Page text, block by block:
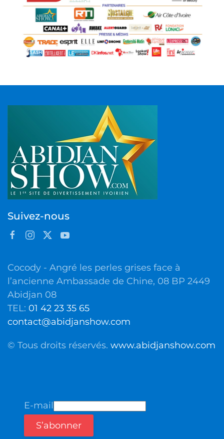
Suivez-nous
Cocody - Angré les perles grises face à
l’ancienne Ambassade de Chine, 08 BP 2449
Abidjan 08
TEL: 01 42 23 35 65
contact@abidjanshow.com
© Tous droits réservés. www.abidjanshow.com
E-mail
S’abonner